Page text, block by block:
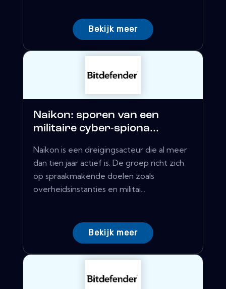
Bekijk meer
Naikon: sporen van een
militaire cyber-spiona...
Naikon is een dreigingsacteur die al meer
dan tien jaar actief is. De groep richt zich
op spraakmakende doelen zoals
overheidsinstanties en militai...
Bekijk meer